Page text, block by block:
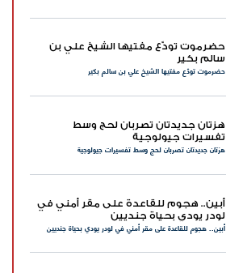
حضرموت تودّع مفتيها الشيخ علي بن
سالم بكير
حضرموت تودّع مفتيها الشيخ علي بن سالم بكير
هزتان جديدتان تصربان لحج وسط
تفسيرات جيولوجية
هزتان جديدتان تصربان لحج وسط تفسيرات جيولوجية
أبين.. هجوم للقاعدة على مقر أمني في
لودر يودي بحياة جنديين
أبين.. هجوم للقاعدة على مقر أمني في لودر يودي بحياة جنديين